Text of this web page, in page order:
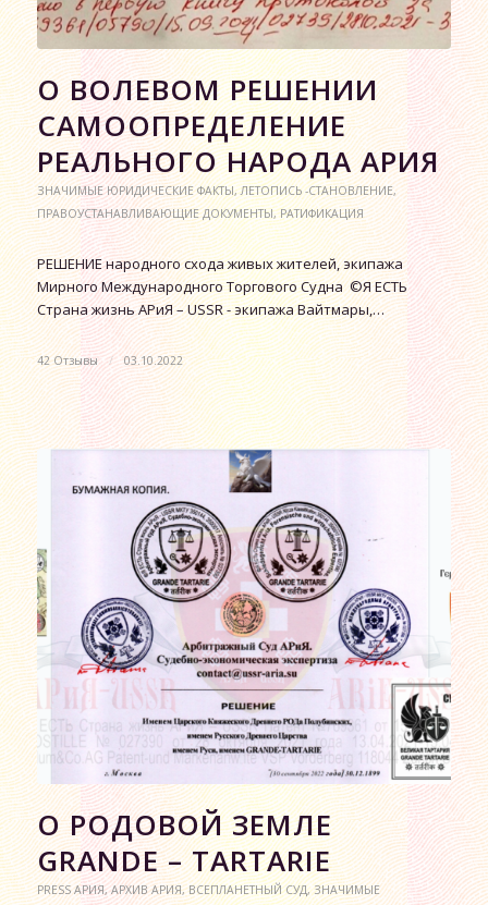
О ВОЛЕВОМ РЕШЕНИИ
САМООПРЕДЕЛЕНИЕ
РЕАЛЬНОГО НАРОДА АРИЯ
ЗНАЧИМЫЕ ЮРИДИЧЕСКИЕ ФАКТЫ,ЛЕТОПИСЬ -СТАНОВЛЕНИЕ,
ПРАВОУСТАНАВЛИВАЮЩИЕ ДОКУМЕНТЫ,РАТИФИКАЦИЯ
РЕШЕНИЕ народного схода живых жителей, экипажа
Мирного Международного Торгового Судна ©Я ЕСТЬ
Страна жизнь АРиЯ – USSR - экипажа Вайтмары,…
42 Отзывы / 03.10.2022
О РОДОВОЙ ЗЕМЛЕ
GRANDE – TARTARIE
PRESS АРИЯ,АРХИВ АРИЯ,ВСЕПЛАНЕТНЫЙ СУД,ЗНАЧИМЫЕ